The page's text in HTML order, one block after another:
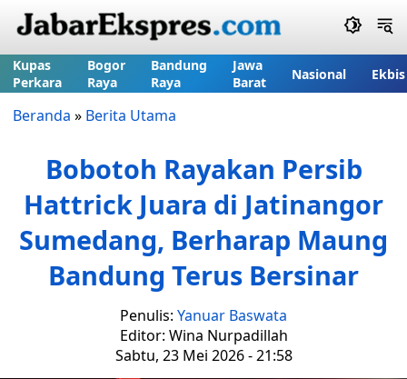
Kupas
Perkara
Bogor
Raya
Bandung
Raya
Jawa
Barat
Nasional Ekbis
Beranda » Berita Utama
Bobotoh Rayakan Persib
Hattrick Juara di Jatinangor
Sumedang, Berharap Maung
Bandung Terus Bersinar
Penulis: Yanuar Baswata
Editor: Wina Nurpadillah
Sabtu, 23 Mei 2026 - 21:58